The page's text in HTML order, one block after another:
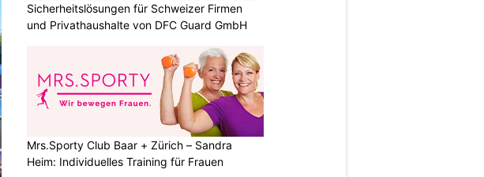
Sicherheitslösungen für Schweizer Firmen
und Privathaushalte von DFC Guard GmbH
Mrs.Sporty Club Baar + Zürich – Sandra
Heim: Individuelles Training für Frauen